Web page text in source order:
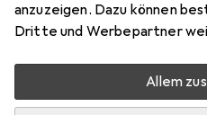
anzuzeigen. Dazu können
Dritte und Werbepartner
Allem
Relevanz
Keine